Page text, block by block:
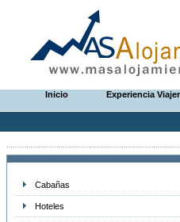
Inicio Experiencia
Cabañas
Hoteles